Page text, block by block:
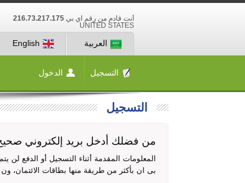
أنت قادم من رقم آي بي 216.73.217.175
UNITED STATES
English العربية
الدخول التسجيل
التسجيل
من فضلك أدخل بريد إلكتروني
المعلومات المقدمة أثناء التسجيل أو الدفع
بى ان بأكثر من طريقة منها بطاقات الائتمان،